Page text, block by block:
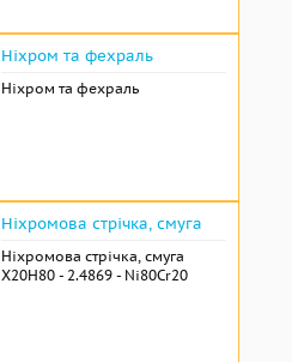
Ніхром та фехраль
Ніхром та фехраль
Ніхромова стрічка, смуга
Ніхромова стрічка, смуга
Х20Н80 - 2.4869 - Ni80Cr20